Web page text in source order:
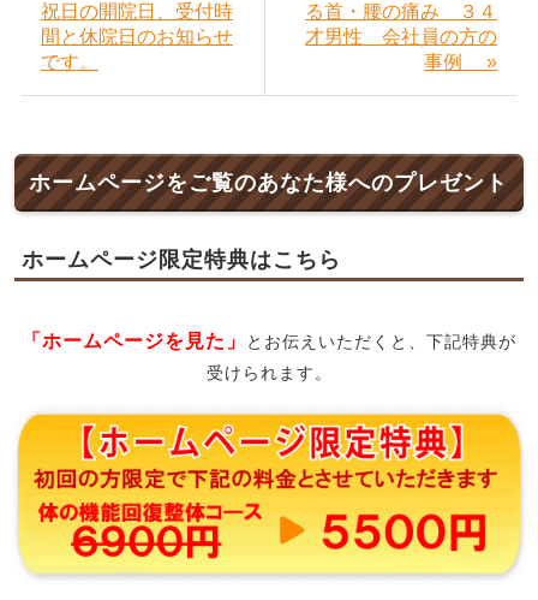
祝日の開院日、受付時
間と休院日のお知らせ
です。
る首・腰の痛み ３４
才男性 会社員の方の
事例 »
ホームページをご覧のあなた様へのプレゼント
ホームページ限定特典はこちら
「ホームページを見た」
とお伝えいただくと、下記特典が
受けられます。